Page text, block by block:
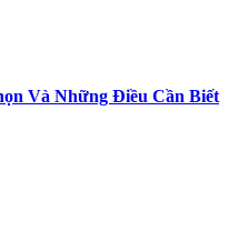
Và Những Điều Cần Biết